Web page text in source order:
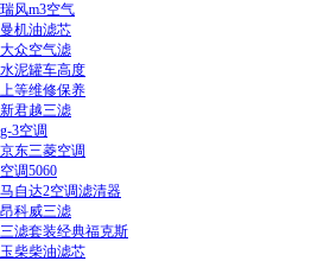
瑞风m3空气
曼机油滤芯
大众空气滤
水泥罐车高度
上等维修保养
新君越三滤
g-3空调
京东三菱空调
空调5060
马自达2空调滤清器
昂科威三滤
三滤套装经典福克斯
玉柴柴油滤芯